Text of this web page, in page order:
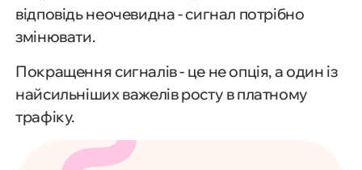
відповідь неочевидна - сигнал потрібно
змінювати.
Покращення сигналів - це не опція, а один із
найсильніших важелів росту в платному
трафіку.